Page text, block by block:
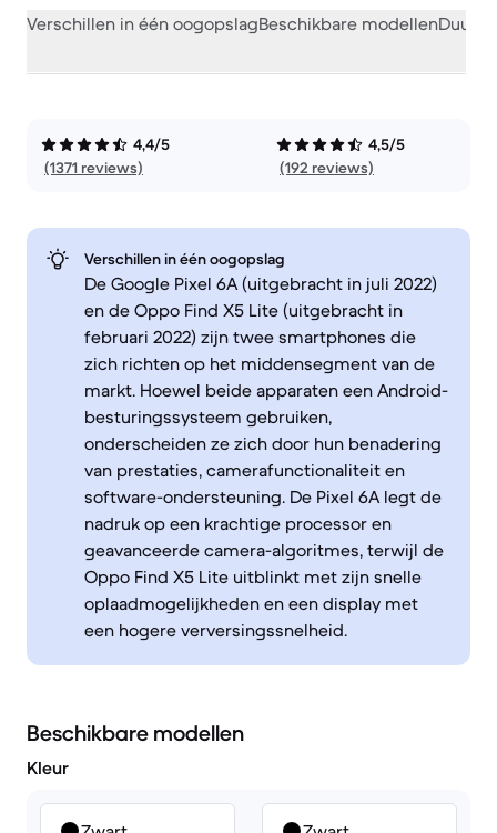
Verschillen in één oogopslagBeschikbare modellen
4,4/5
(1371 reviews)
4,5/5
(192 reviews)
Verschillen in één oogopslag
De Google Pixel 6A (uitgebracht in juli 2022)
en de Oppo Find X5 Lite (uitgebracht in
februari 2022) zijn twee smartphones die
zich richten op het middensegment van de
markt. Hoewel beide apparaten een Android-
besturingssysteem gebruiken,
onderscheiden ze zich door hun benadering
van prestaties, camerafunctionaliteit en
software-ondersteuning. De Pixel 6A legt de
nadruk op een krachtige processor en
geavanceerde camera-algoritmes, terwijl de
Oppo Find X5 Lite uitblinkt met zijn snelle
oplaadmogelijkheden en een display met
een hogere verversingssnelheid.
Beschikbare modellen
Kleur